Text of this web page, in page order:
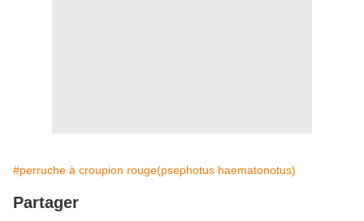
#perruche à croupion rouge(psephotus haematonotus)
Partager